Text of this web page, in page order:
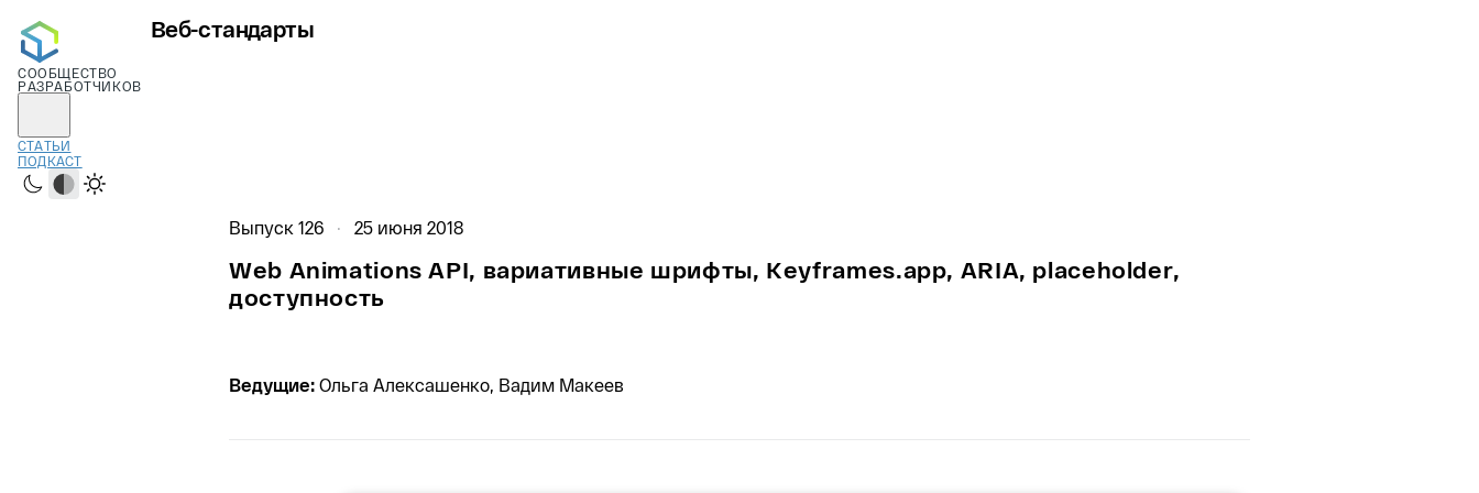
Веб-стандарты
СООБЩЕСТВО
РАЗРАБОТЧИКОВ
СТАТЬИ
ПОДКАСТ
Выпуск 126 25 июня 2018
Web Animations API, вариативные шрифты, Keyframes.app, ARIA, placeholder,
доступность
Ведущие: Ольга Алексашенко, Вадим Макеев